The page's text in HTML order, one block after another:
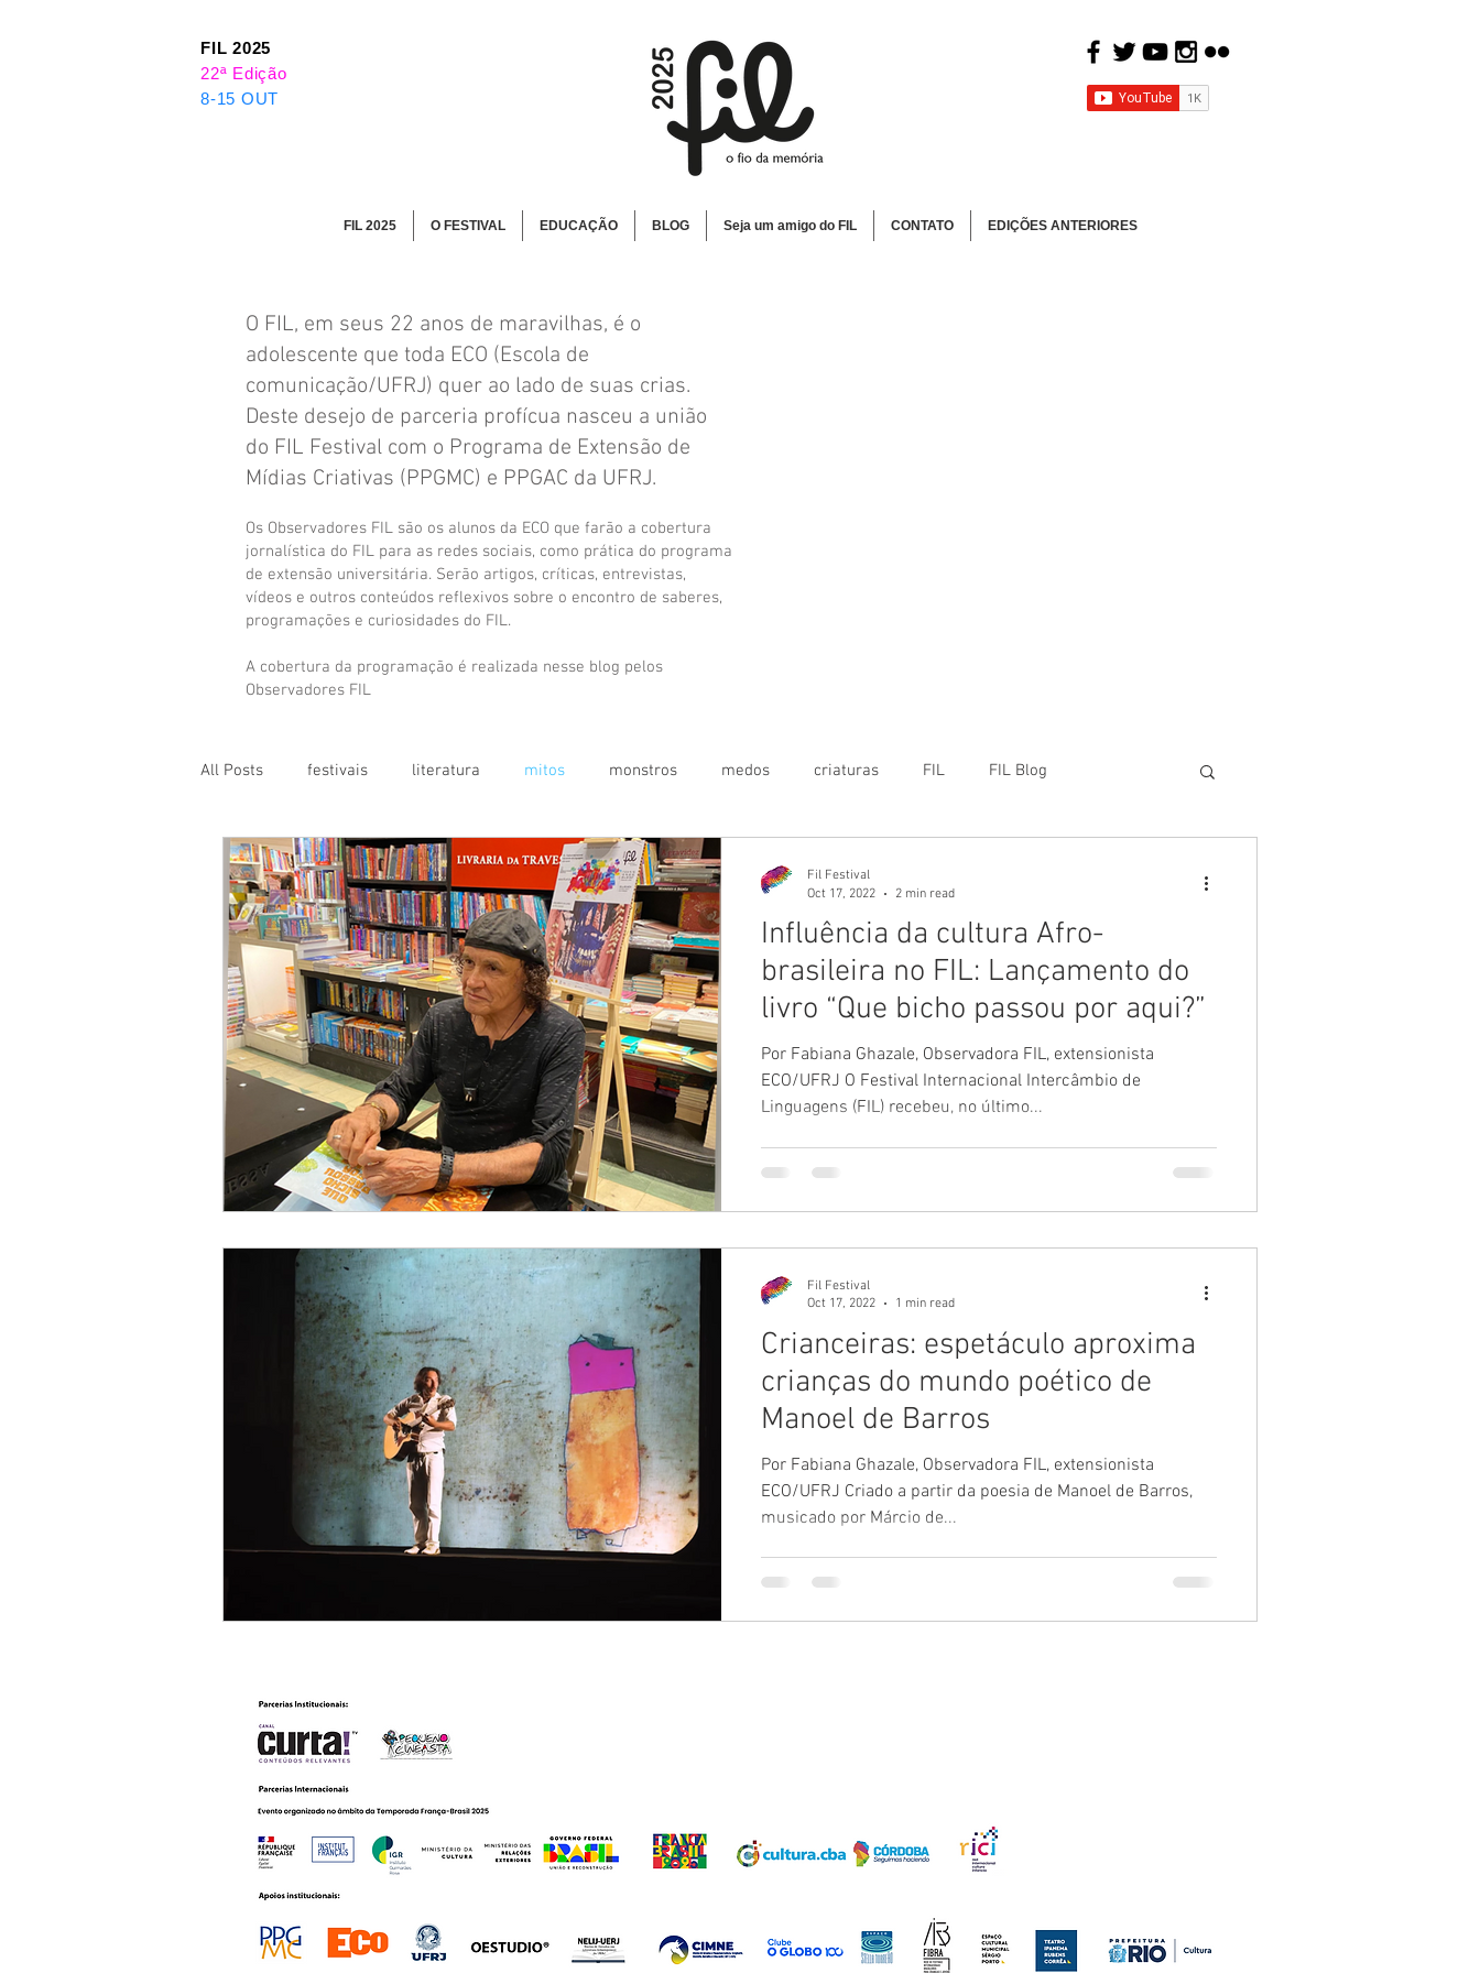
FIL 2025
22ª Edição
8-15 OUT
FIL 2025 O FESTIVAL EDUCAÇÃO BLOG Seja um amigo do FIL CONTATO EDIÇÕES ANTERIORES
O FIL, em seus 22 anos de maravilhas, é o
adolescente que toda ECO (Escola de
comunicação/UFRJ) quer ao lado de suas crias.
Deste desejo de parceria profícua nasceu a união
do FIL Festival com o Programa de Extensão de
Mídias Criativas (PPGMC) e PPGAC da UFRJ.
Os Observadores FIL são os alunos da ECO que farão a cobertura
jornalística do FIL para as redes sociais, como prática do programa
de extensão universitária. Serão artigos, críticas, entrevistas,
vídeos e outros conteúdos reflexivos sobre o encontro de saberes,
programações e curiosidades do FIL.
A cobertura da programação é realizada nesse blog pelos
Observadores FIL
All Posts festivais literatura mitos monstros medos criaturas FIL FIL Blog
Influência da cultura Afro-
brasileira no FIL: Lançamento do
livro “Que bicho passou por aqui?”
Por Fabiana Ghazale, Observadora FIL, extensionista
ECO/UFRJ O Festival Internacional Intercâmbio de
Linguagens (FIL) recebeu, no último...
Fil Festival
Oct 17, 2022
2 min read
Crianceiras: espetáculo aproxima
crianças do mundo poético de
Manoel de Barros
Por Fabiana Ghazale, Observadora FIL, extensionista
ECO/UFRJ Criado a partir da poesia de Manoel de Barros,
musicado por Márcio de...
Fil Festival
Oct 17, 2022
1 min read